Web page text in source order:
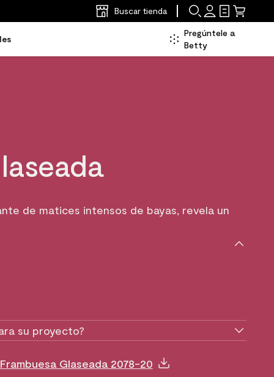
Buscar tienda
Pregúntele a
Betty
de matices intensos de bayas, revela un
su proyecto?
Glaseada 2078-20